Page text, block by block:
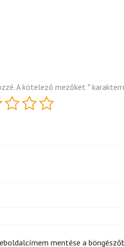
A kötelező mezőket *
mentése a